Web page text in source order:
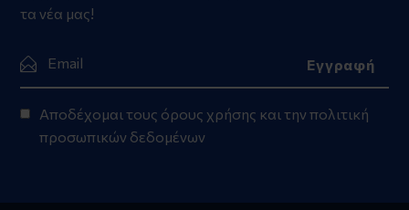
τα νέα μας!
Αποδέχομαι τους όρους χρήσης και την πολιτική
προσωπικών δεδομένων